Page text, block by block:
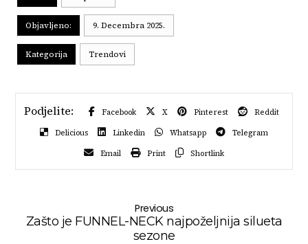
Objavljeno: 9. Decembra 2025.
Kategorija Trendovi
Facebook X Pinterest
Reddit
Delicious
Linkedin Whatsapp
Telegram
Email
Print Shortlink
Previous
Zašto je FUNNEL-NECK najpoželjnija silueta
sezone